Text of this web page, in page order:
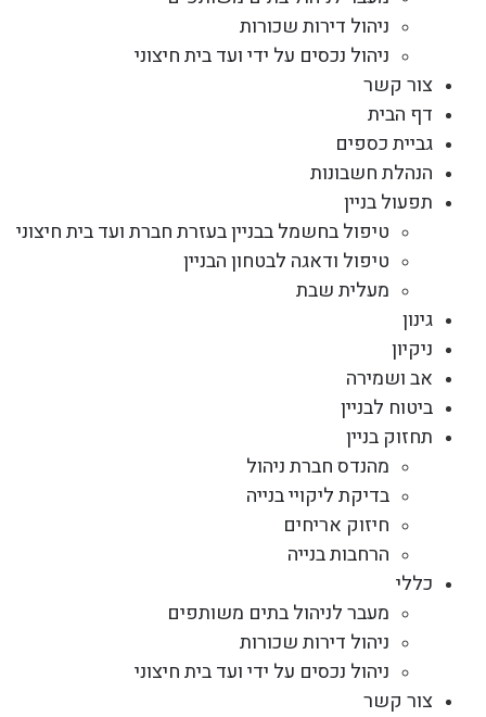
ניהול דירות שכורות
ניהול נכסים על ידי ועד בית חיצוני
צור קשר
דף הבית
גביית כספים
הנהלת חשבונות
תפעול בניין
טיפול בחשמל בבניין בעזרת חברת ועד בית חיצוני
טיפול ודאגה לבטחון הבניין
מעלית שבת
גינון
ניקיון
אב ושמירה
ביטוח לבניין
תחזוק בניין
מהנדס חברת ניהול
בדיקת ליקויי בנייה
חיזוק אריחים
הרחבות בנייה
כללי
מעבר לניהול בתים משותפים
ניהול דירות שכורות
ניהול נכסים על ידי ועד בית חיצוני
צור קשר